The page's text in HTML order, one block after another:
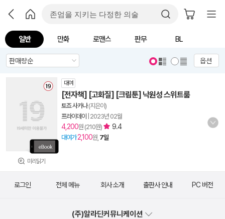
일반 만화 로맨스 판무 BL
옵션
미리읽기
대여
[전자책] [고화질] [크림툰] 낙원성 스위트룸
토죠 사카나(지은이)
프라이데이
2023년 02월
4,200원 (210원) 9.4
대여가 2,100원, 7일
로그인 전체 메뉴 회사 소개 출판사 안내 PC 버전
(주)알라딘커뮤니케이션